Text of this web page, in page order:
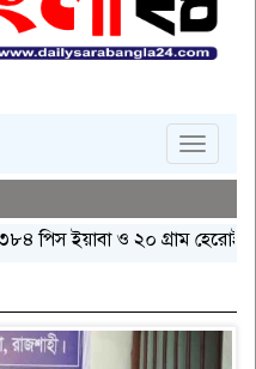
Toggle
ইয়াবা ও ২০ গ্রাম হেরোইনসহ